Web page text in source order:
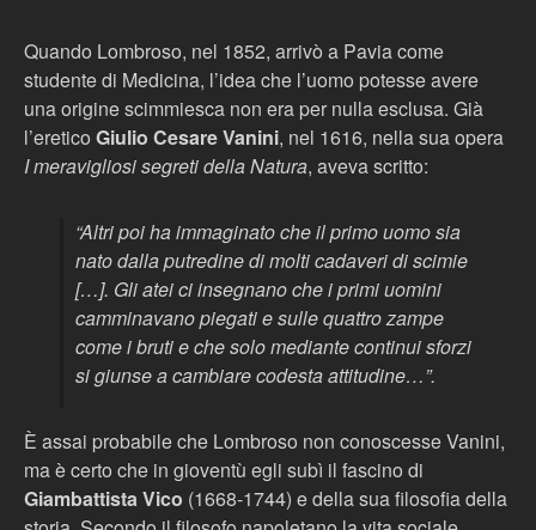
Quando Lombroso, nel 1852, arrivò a Pavia come
studente di Medicina, l’idea che l’uomo potesse avere
una origine scimmiesca non era per nulla esclusa. Già
l’eretico Giulio Cesare Vanini, nel 1616, nella sua opera
I meravigliosi segreti della Natura, aveva scritto:
“Altri poi ha immaginato che il primo uomo sia
nato dalla putredine di molti cadaveri di scimie
[…]. Gli atei ci insegnano che i primi uomini
camminavano piegati e sulle quattro zampe
come i bruti e che solo mediante continui sforzi
si giunse a cambiare codesta attitudine…”.
È assai probabile che Lombroso non conoscesse Vanini,
ma è certo che in gioventù egli subì il fascino di
Giambattista Vico (1668-1744) e della sua filosofia della